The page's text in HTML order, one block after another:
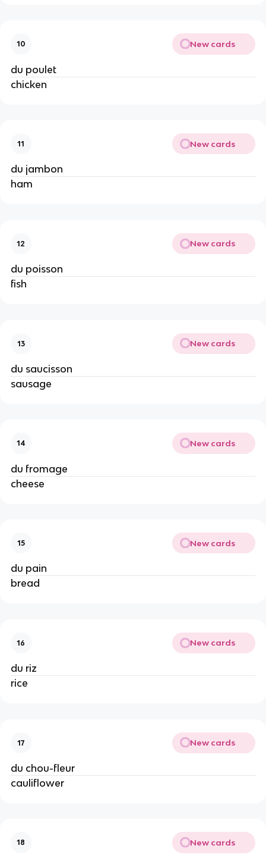
10 New cards
du poulet
chicken
11 New cards
du jambon
ham
12 New cards
du poisson
fish
13 New cards
du saucisson
sausage
14 New cards
du fromage
cheese
15 New cards
du pain
bread
16 New cards
du riz
rice
17 New cards
du chou-fleur
cauliflower
18 New cards